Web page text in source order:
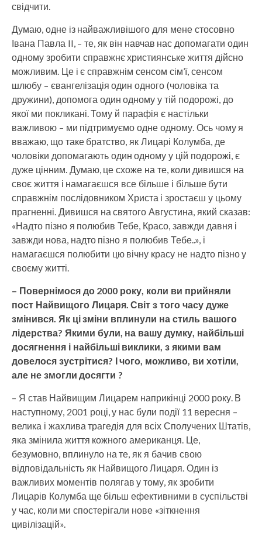
свідчити.
Думаю, одне із найважливішого для мене стосовно
Івана Павла II, – те, як він навчав нас допомагати один
одному зробити справжнє християнське життя дійсно
можливим. Це і є справжнім сенсом сім’ї, сенсом
шлюбу – євангелізація один одного (чоловіка та
дружини), допомога один одному у тій подорожі, до
якої ми покликані. Тому й парафія є настільки
важливою – ми підтримуємо одне одному. Ось чому я
вважаю, що таке братство, як Лицарі Колумба, де
чоловіки допомагають один одному у цій подорожі, є
дуже цінним. Думаю, це схоже на те, коли дивишся на
своє життя і намагаєшся все більше і більше бути
справжнім послідовником Христа і зростаєш у цьому
прагненні. Дивишся на святого Августина, який сказав:
«Надто пізно я полюбив Тебе, Красо, завжди давня і
завжди нова, надто пізно я полюбив Тебе..», і
намагаєшся полюбити цю вічну красу не надто пізно у
своєму житті.
– Повернімося до 2000 року, коли ви прийняли
пост Найвищого Лицаря. Світ з того часу дуже
змінився. Як ці зміни вплинули на стиль вашого
лідерства? Якими були, на вашу думку, найбільші
досягнення і найбільші виклики, з якими вам
довелося зустрітися? І чого, можливо, ви хотіли,
але не змогли досягти ?
– Я став Найвищим Лицарем наприкінці 2000 року. В
наступному, 2001 році, у нас були події 11 вересня –
велика і жахлива трагедія для всіх Сполучених Штатів,
яка змінила життя кожного американця. Це,
безумовно, вплинуло на те, як я бачив свою
відповідальність як Найвищого Лицаря. Один із
важливих моментів полягав у тому, як зробити
Лицарів Колумба ще більш ефективними в суспільстві
у час, коли ми спостерігали нове «зіткнення
цивілізацій».